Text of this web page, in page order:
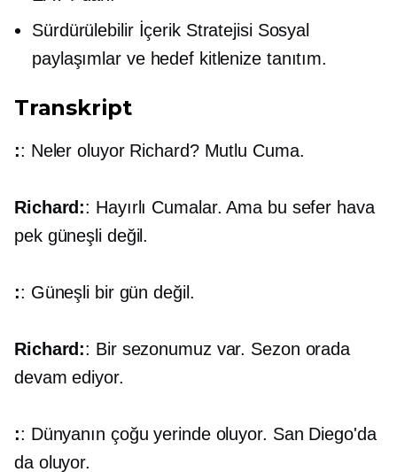
Sürdürülebilir İçerik Stratejisi Sosyal
paylaşımlar ve hedef kitlenize tanıtım.
Transkript
:: Neler oluyor Richard? Mutlu Cuma.
Richard:: Hayırlı Cumalar. Ama bu sefer hava
pek güneşli değil.
:: Güneşli bir gün değil.
Richard:: Bir sezonumuz var. Sezon orada
devam ediyor.
:: Dünyanın çoğu yerinde oluyor. San Diego'da
da oluyor.